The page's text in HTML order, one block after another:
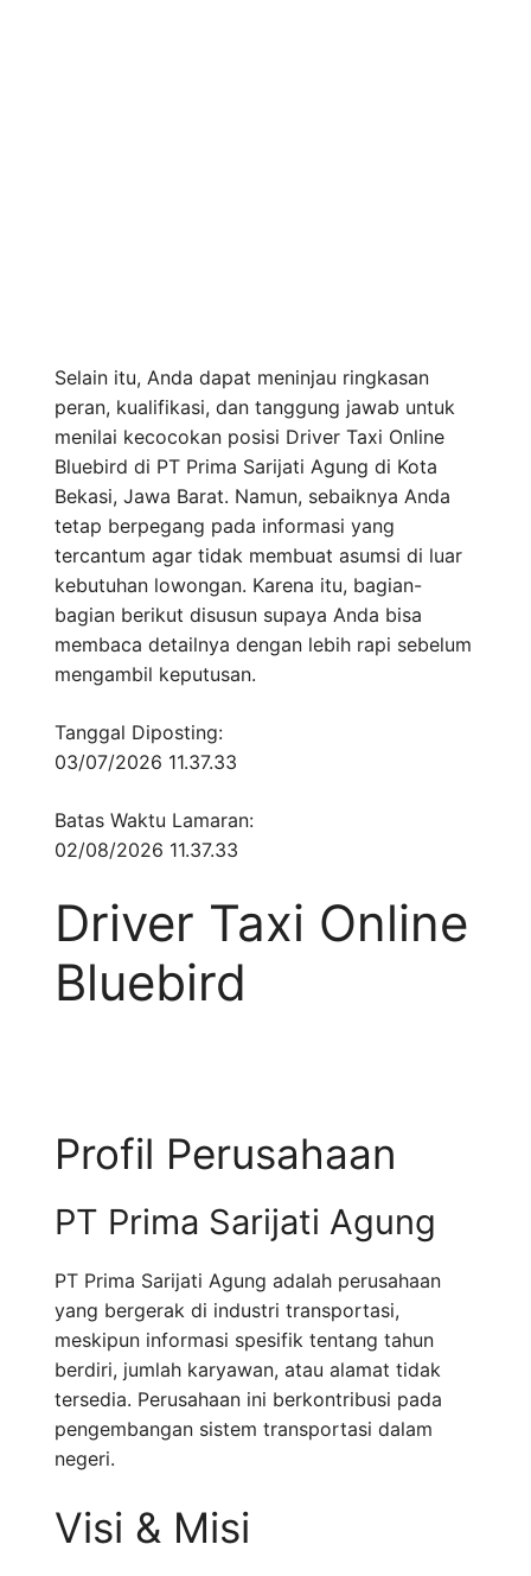
Selain itu, Anda dapat meninjau ringkasan
peran, kualifikasi, dan tanggung jawab untuk
menilai kecocokan posisi Driver Taxi Online
Bluebird di PT Prima Sarijati Agung di Kota
Bekasi, Jawa Barat. Namun, sebaiknya Anda
tetap berpegang pada informasi yang
tercantum agar tidak membuat asumsi di luar
kebutuhan lowongan. Karena itu, bagian-
bagian berikut disusun supaya Anda bisa
membaca detailnya dengan lebih rapi sebelum
mengambil keputusan.
Tanggal Diposting:
03/07/2026 11.37.33
Batas Waktu Lamaran:
02/08/2026 11.37.33
Driver Taxi Online
Bluebird
Profil Perusahaan
PT Prima Sarijati Agung
PT Prima Sarijati Agung adalah perusahaan
yang bergerak di industri transportasi,
meskipun informasi spesifik tentang tahun
berdiri, jumlah karyawan, atau alamat tidak
tersedia. Perusahaan ini berkontribusi pada
pengembangan sistem transportasi dalam
negeri.
Visi & Misi